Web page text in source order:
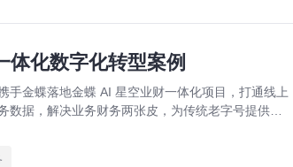
化数字化转型案例
手金蝶落地金蝶 AI 星空业财一体化项目，打通线上
数据，解决业务财务两张皮，为传统老字号提供成